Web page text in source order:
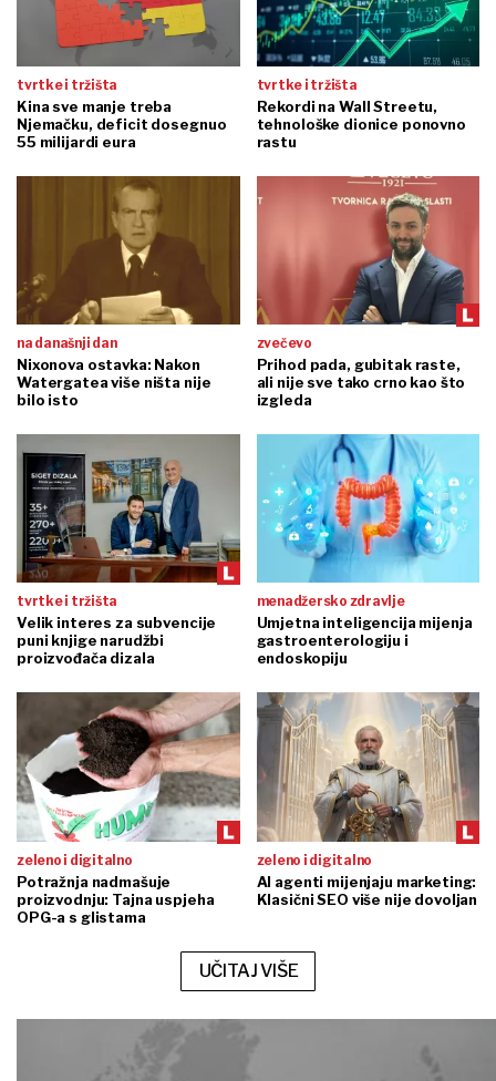
tvrtke i tržišta
Kina sve manje treba
Njemačku, deficit dosegnuo
55 milijardi eura
tvrtke i tržišta
Rekordi na Wall Streetu,
tehnološke dionice ponovno
rastu
na današnji dan
Nixonova ostavka: Nakon
Watergatea više ništa nije
bilo isto
zvečevo
Prihod pada, gubitak raste,
ali nije sve tako crno kao što
izgleda
tvrtke i tržišta
Velik interes za subvencije
puni knjige narudžbi
proizvođača dizala
menadžersko zdravlje
Umjetna inteligencija mijenja
gastroenterologiju i
endoskopiju
zeleno i digitalno
Potražnja nadmašuje
proizvodnju: Tajna uspjeha
OPG-a s glistama
zeleno i digitalno
AI agenti mijenjaju marketing:
Klasični SEO više nije dovoljan
UČITAJ VIŠE